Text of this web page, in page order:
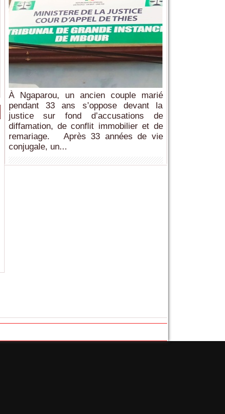
À Ngaparou, un ancien couple marié
pendant 33 ans s’oppose devant la
justice sur fond d’accusations de
diffamation, de conflit immobilier et de
remariage. Après 33 années de vie
conjugale, un...